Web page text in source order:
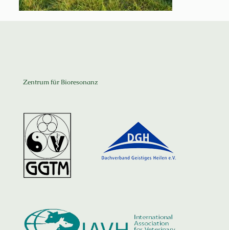
Zentrum für Bioresonanz